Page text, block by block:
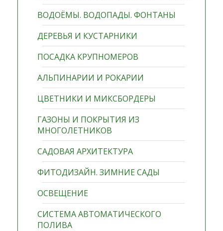
ВОДОЁМЫ. ВОДОПАДЫ. ФОНТАНЫ
ДЕРЕВЬЯ И КУСТАРНИКИ
ПОСАДКА КРУПНОМЕРОВ
АЛЬПИНАРИИ И РОКАРИИ
ЦВЕТНИКИ И МИКСБОРДЕРЫ
ГАЗОНЫ И ПОКРЫТИЯ ИЗ
МНОГОЛЕТНИКОВ
САДОВАЯ АРХИТЕКТУРА
ФИТОДИЗАЙН. ЗИМНИЕ САДЫ
ОСВЕЩЕНИЕ
СИСТЕМА АВТОМАТИЧЕСКОГО
ПОЛИВА